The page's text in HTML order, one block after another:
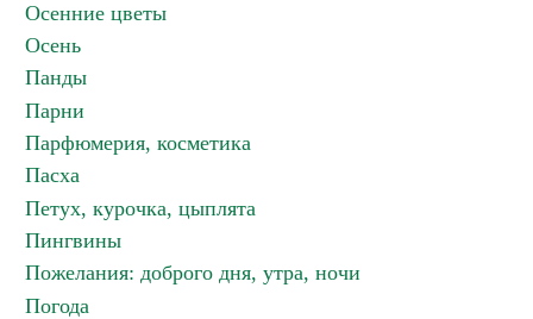
Осенние цветы
Осень
Панды
Парни
Парфюмерия, косметика
Пасха
Петух, курочка, цыплята
Пингвины
Пожелания: доброго дня, утра, ночи
Погода